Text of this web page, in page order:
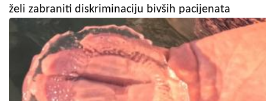
želi zabraniti diskriminaciju bivših pacijenata